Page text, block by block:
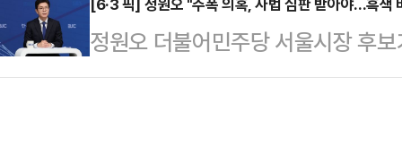
수사 대상 사건인 대장동 개발까지
그는 “민감한 사안을 먼저 던져놓
고 반발이 커지면…
프 측은 “해당 자료가 실제 조사 결
하고 있다”며 선거관리위원회와 경
찬캠프’는 “최근 SNS(사회관계망
정원오 더불어민주당 서울시장 후
로 불거졌다는 의혹에 대해 "선거